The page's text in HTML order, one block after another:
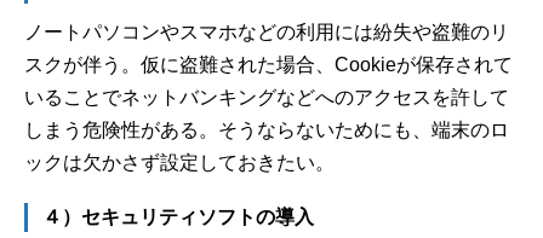
ノートパソコンやスマホなどの利用には紛失や盗難のリ
スクが伴う。仮に盗難された場合、Cookieが保存されて
いることでネットバンキングなどへのアクセスを許して
しまう危険性がある。そうならないためにも、端末のロ
ックは欠かさず設定しておきたい。
４）セキュリティソフトの導入